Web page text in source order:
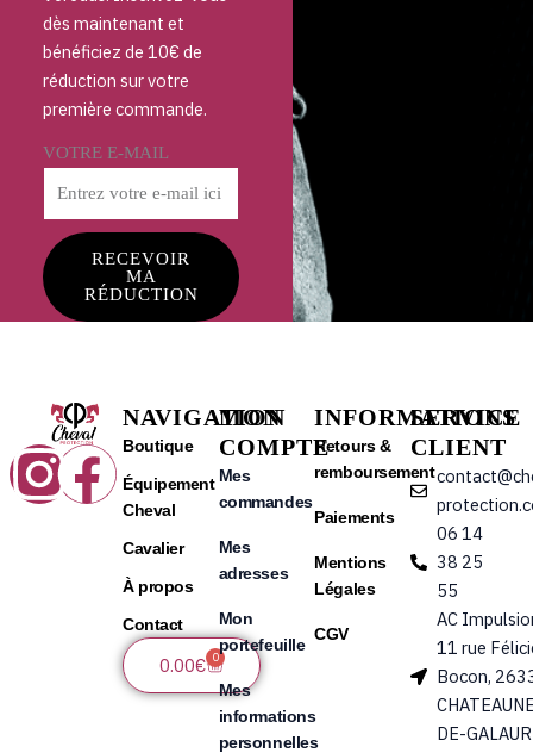
dès maintenant et
bénéficiez de 10€ de
réduction sur votre
première commande.
VOTRE E-MAIL
RECEVOIR
MA
RÉDUCTION
Instagram
Facebook
NAVIGATION
Boutique
Équipement
Cheval
Cavalier
À propos
Contact
0.00€ 0
Panier
MON
COMPTE
Mes
commandes
Mes
adresses
Mon
portefeuille
Mes
informations
personnelles
INFORMATIONS
Retours &
remboursement
Paiements
Mentions
Légales
CGV
SERVICE
CLIENT
06 14
38 25
55
AC
11 rue
Bocon,
DE-